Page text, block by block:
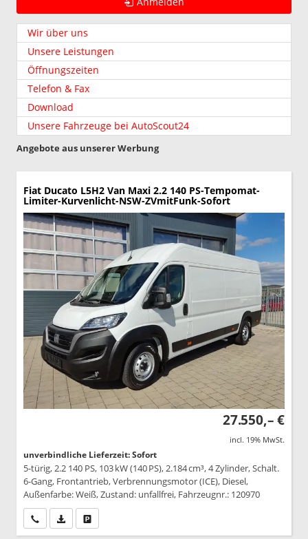
Wir über uns
Unsere Leistungen
Öffnungszeiten
Telefon & Fax
Download
Unsere Fahrzeuge bei AutoScout24
Angebote aus unserer Werbung
Fiat Ducato L5H2 Van Maxi 2.2 140 PS-Tempomat-
Limiter-Kurvenlicht-NSW-ZVmitFunk-Sofort
27.550,– €
incl. 19% MwSt.
unverbindliche Lieferzeit: Sofort
5-türig, 2.2 140 PS, 103 kW (140 PS), 2.184 cm³, 4 Zylinder, Schalt.
6-Gang, Frontantrieb, Verbrennungsmotor (ICE), Diesel,
Außenfarbe: Weiß, Zustand: unfallfrei, Fahrzeugnr.: 120970
Wir rufen Sie anPDF-Datei, Fahrzeugexposé drucken